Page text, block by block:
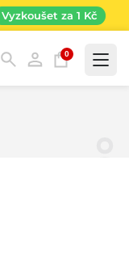
Vyzkoušet za 1 Kč
0